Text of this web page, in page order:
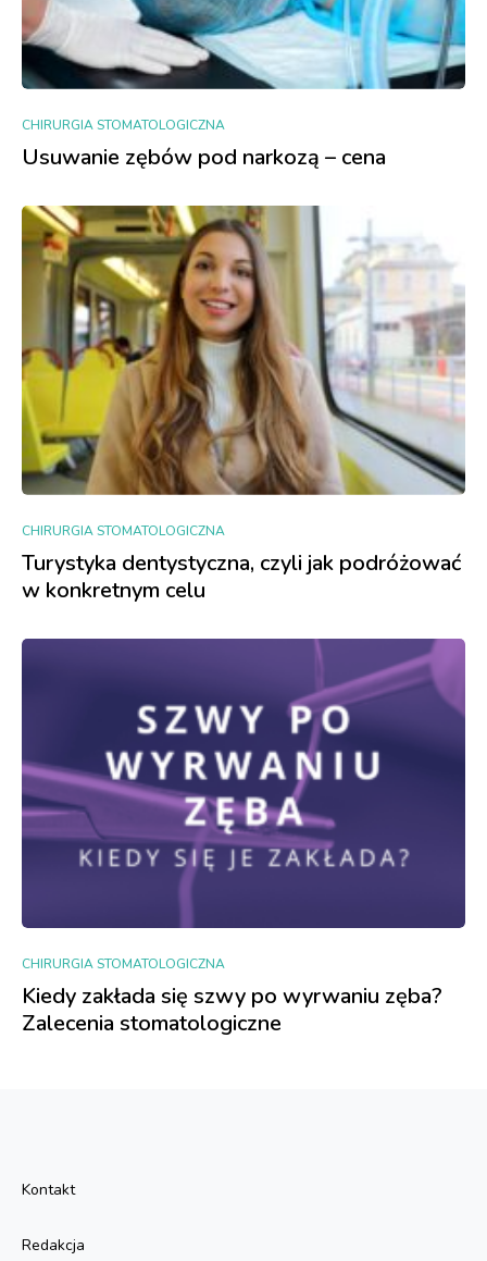
CHIRURGIA STOMATOLOGICZNA
Usuwanie zębów pod narkozą – cena
CHIRURGIA STOMATOLOGICZNA
Turystyka dentystyczna, czyli jak podróżować
w konkretnym celu
CHIRURGIA STOMATOLOGICZNA
Kiedy zakłada się szwy po wyrwaniu zęba?
Zalecenia stomatologiczne
Kontakt
Redakcja